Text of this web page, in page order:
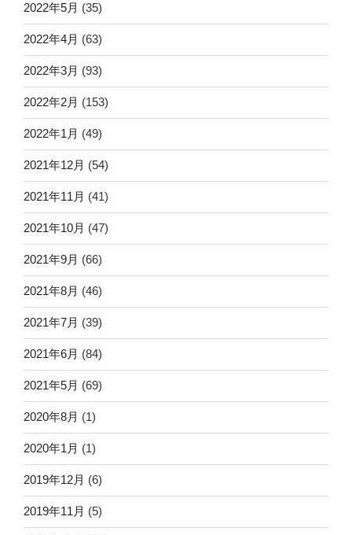
2022年5月 (35)
2022年4月 (63)
2022年3月 (93)
2022年2月 (153)
2022年1月 (49)
2021年12月 (54)
2021年11月 (41)
2021年10月 (47)
2021年9月 (66)
2021年8月 (46)
2021年7月 (39)
2021年6月 (84)
2021年5月 (69)
2020年8月 (1)
2020年1月 (1)
2019年12月 (6)
2019年11月 (5)